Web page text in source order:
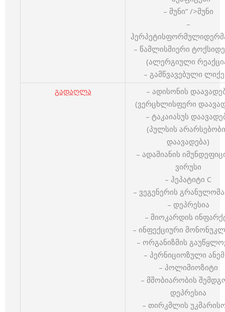
– მუნი” />მუნი
–
– წამლისმიერი
(ალერგიული
– გამწვავებული
გადაღლა
– ადისონის
(ვერცხლისფერი
– ტაკაიასუს
(პულსის
დაავადება)
– ადამიანის
ვირუსი
– ჰეპატიტი C
– ვეგენერის
– დეპრესია
– მიოკარდის
– ინფექციური
– ორგანიზმის
– პერნიციოზული
– პოლიმიოზიტი
– მშობიარობის
დეპრესია
– თირკმლის